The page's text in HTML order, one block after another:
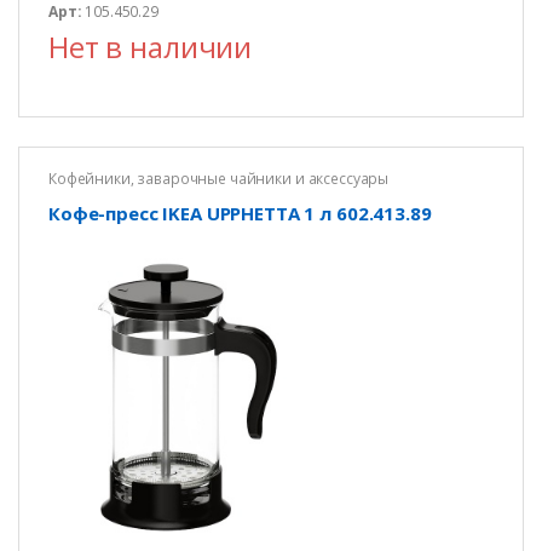
Арт: 105.450.29
Нет в наличии
Кофейники, заварочные чайники и аксессуары
Кофе-пресс IKEA UPPHETTA 1 л 602.413.89